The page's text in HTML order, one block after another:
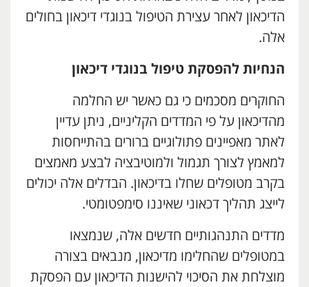
הדיכאון לאחר עצירת הטיפול בנוגדי דיכאון בחולים
אלה.
הנחיות להפסקת טיפול בנוגדי דיכאון
החוקרים מסכמים כי גם כאשר יש החלמה
מהדיכאון על פי המדדים הקליניים, ניתן עדיין
לאתר מאפיינים פתולוגיים ברורים בהתייחסות
למאמץ לצורך תגמול ולמוטיבציה לבצע מאמצים
בקרב מטופלים שחלו בדיכאון. הבדלים אלה יכולים
לייצג תהליך דכאוני שאיננו סימפטומטי.
מדדים התנהגותיים חדשים אלה, שנמצאו
במטופלים שהחלימו מדיכאון, מנבאים בצורה
מוצלחת את הסיכוי להישנות הדיכאון עם הפסקת